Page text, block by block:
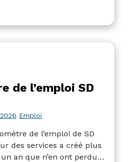
de l’emploi SD
2026 Emploi
de l’emploi de SD
des services a créé plus
an que n’en ont perdus